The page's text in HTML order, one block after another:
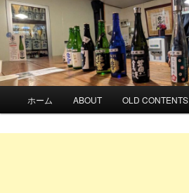
メ
イ
サ
ブ
ホーム ABOUT OLD CONTENTS